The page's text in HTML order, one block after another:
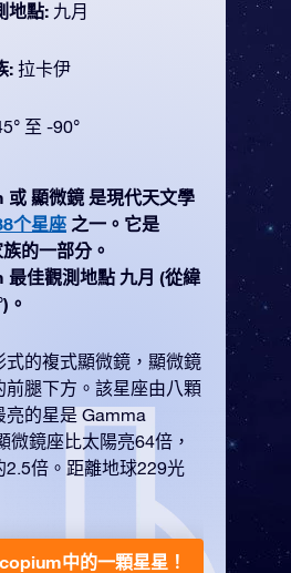
地點: 九月
: 拉卡伊
至 -90°
顯微鏡 是現代天文學
个星座 之一。它是
的一部分。
佳觀測地點 九月 (從緯
。
式的複式顯微鏡，顯微鏡
前腿下方。該星座由八顆
亮的星是 Gamma
微鏡座比太陽亮64倍，
2.5倍。距離地球229光
中的一顆星星！